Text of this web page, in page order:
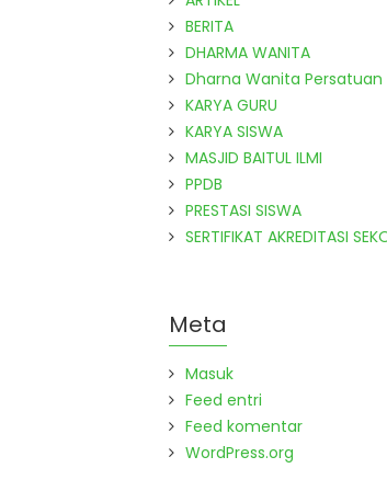
BERITA
DHARMA WANITA
Dharna Wanita Persatuan
KARYA GURU
KARYA SISWA
MASJID BAITUL ILMI
PPDB
PRESTASI SISWA
SERTIFIKAT AKREDITASI
Meta
Masuk
Feed entri
Feed komentar
WordPress.org